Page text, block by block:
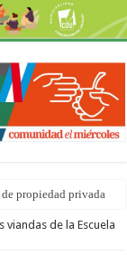
propiedad privada
de la Escuela